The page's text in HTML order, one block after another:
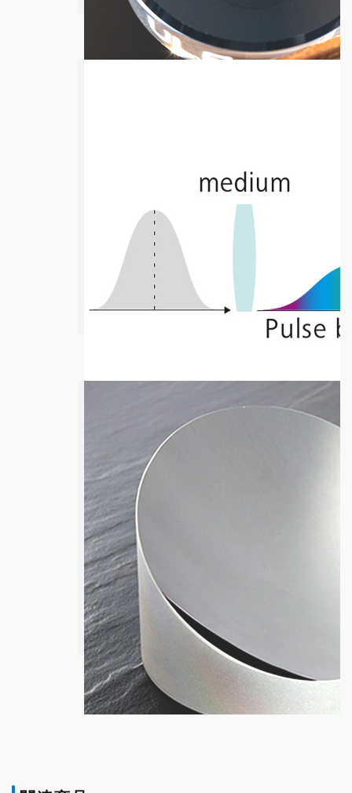
詳細ページへ
超高速ミラー